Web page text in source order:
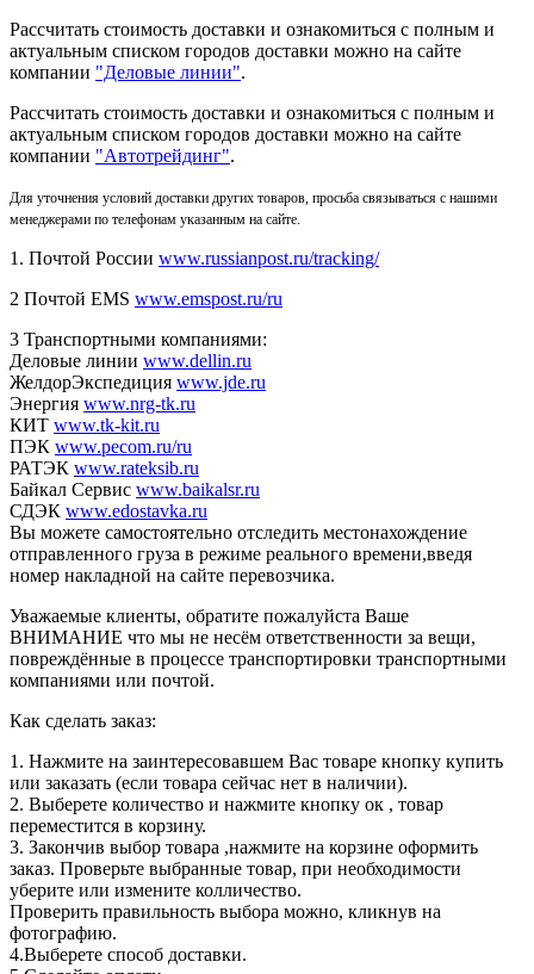
Рассчитать стоимость доставки и ознакомиться с полным и
актуальным списком городов доставки можно на сайте
компании "Деловые линии".
Рассчитать стоимость доставки и ознакомиться с полным и
актуальным списком городов доставки можно на сайте
компании "Автотрейдинг".
Для уточнения условий доставки других товаров, просьба связываться с нашими
менеджерами по телефонам указанным на сайте.
1. Почтой России www.russianpost.ru/tracking/
2 Почтой EMS www.emspost.ru/ru
3 Транспортными компаниями:
Деловые линии www.dellin.ru
ЖелдорЭкспедиция www.jde.ru
Энергия www.nrg-tk.ru
КИТ www.tk-kit.ru
ПЭК www.pecom.ru/ru
РАТЭК www.rateksib.ru
Байкал Сервис www.baikalsr.ru
СДЭК www.edostavka.ru
Вы можете самостоятельно отследить местонахождение
отправленного груза в режиме реального времени,введя
номер накладной на сайте перевозчика.
Уважаемые клиенты, обратите пожалуйста Ваше
ВНИМАНИЕ что мы не несём ответственности за вещи,
повреждённые в процессе транспортировки транспортными
компаниями или почтой.
Как сделать заказ:
1. Нажмите на заинтересовавшем Вас товаре кнопку купить
или заказать (если товара сейчас нет в наличии).
2. Выберете количество и нажмите кнопку ок , товар
переместится в корзину.
3. Закончив выбор товара ,нажмите на корзине оформить
заказ. Проверьте выбранные товар, при необходимости
уберите или измените колличество.
Проверить правильность выбора можно, кликнув на
фотографию.
4.Выберете способ доставки.